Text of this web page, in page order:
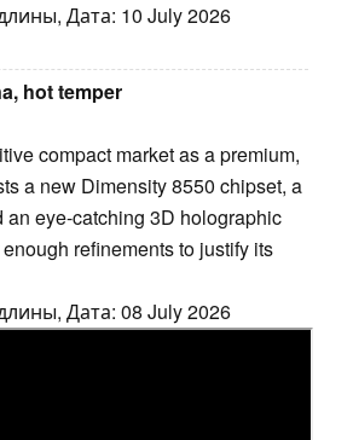
Дата: 10 July 2026
hot temper
compact market as a premium,
a new Dimensity 8550 chipset, a
eye-catching 3D holographic
refinements to justify its
Дата: 08 July 2026